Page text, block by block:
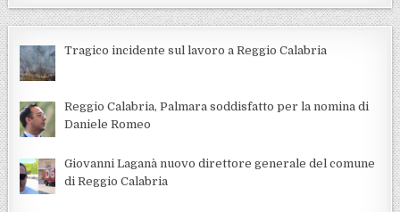
Tragico incidente sul lavoro a Reggio Calabria
Reggio Calabria, Palmara soddisfatto per la nomina di
Daniele Romeo
Giovanni Laganà nuovo direttore generale del comune
di Reggio Calabria